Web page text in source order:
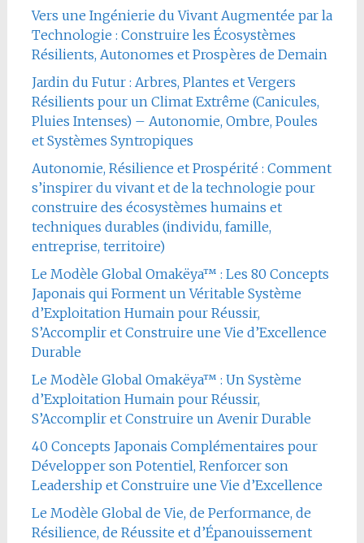
Vers une Ingénierie du Vivant Augmentée par la
Technologie : Construire les Écosystèmes
Résilients, Autonomes et Prospères de Demain
Jardin du Futur : Arbres, Plantes et Vergers
Résilients pour un Climat Extrême (Canicules,
Pluies Intenses) – Autonomie, Ombre, Poules
et Systèmes Syntropiques
Autonomie, Résilience et Prospérité : Comment
s’inspirer du vivant et de la technologie pour
construire des écosystèmes humains et
techniques durables (individu, famille,
entreprise, territoire)
Le Modèle Global Omakëya™ : Les 80 Concepts
Japonais qui Forment un Véritable Système
d’Exploitation Humain pour Réussir,
S’Accomplir et Construire une Vie d’Excellence
Durable
Le Modèle Global Omakëya™ : Un Système
d’Exploitation Humain pour Réussir,
S’Accomplir et Construire un Avenir Durable
40 Concepts Japonais Complémentaires pour
Développer son Potentiel, Renforcer son
Leadership et Construire une Vie d’Excellence
Le Modèle Global de Vie, de Performance, de
Résilience, de Réussite et d’Épanouissement